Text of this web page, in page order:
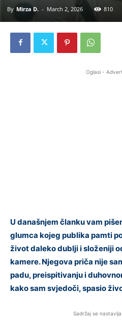
By Mirza D. - March 2, 2026 810
Oglasi -
U današnjem članku vam
glumca kojeg publika pamti
život daleko dublji i složeniji
kamere. Njegova priča nije
padu, preispitivanju i
kako sam svjedoči, spasio
Sadržaj se